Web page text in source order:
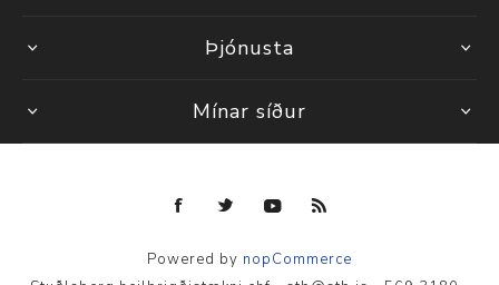
Þjónusta
Mínar síður
Powered by nopCommerce